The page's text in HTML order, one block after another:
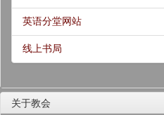
英语分堂网站
线上书局
关于教会